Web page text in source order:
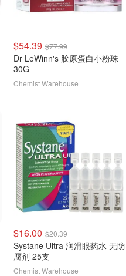
$54.39 $77.99
Dr LeWinn's 胶原蛋白小粉珠
30G
Chemist Warehouse
$16.00 $20.39
Systane Ultra 润滑眼药水 无防
腐剂 25支
Chemist Warehouse